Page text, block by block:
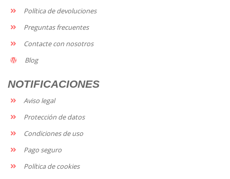
Política de devoluciones
Preguntas frecuentes
Contacte con nosotros
Blog
NOTIFICACIONES
Aviso legal
Protección de datos
Condiciones de uso
Pago seguro
Política de cookies